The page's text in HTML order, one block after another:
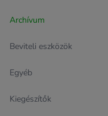
Archívum
Beviteli eszközök
Egyéb
Kiegészítők